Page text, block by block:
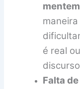
mentem
é real
Falta